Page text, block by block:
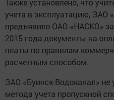
Также установлено, что
учета в эксплуатацию, ЗАО
предъявило ОАО «НАСКО»
2015 года документы на
платы по правилам
расчетным способом.
ЗАО «Буинск-Водоканал» не
метода учета пропускной